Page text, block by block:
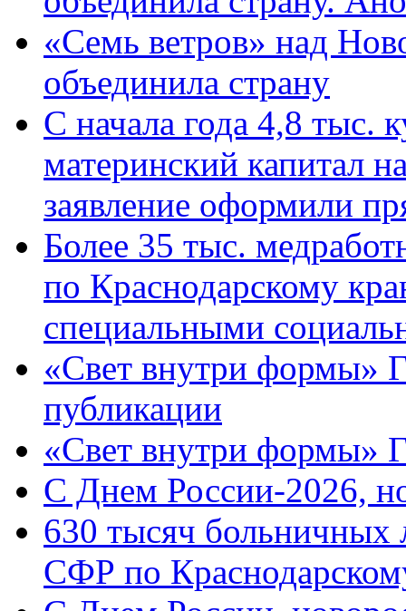
«Семь ветров» над
объединила страну
С начала года 4,8 тыс.
материнский капитал
заявление оформили
Более 35 тыс.
по Краснодарскому
специальными
«Свет внутри формы»
публикации
«Свет внутри формы»
C Днем России-2026,
630 тысяч больничных
СФР по